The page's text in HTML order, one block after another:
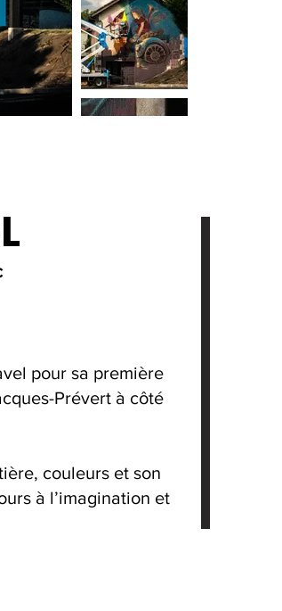
pour sa première
Prévert à côté
couleurs et son
à l’imagination et